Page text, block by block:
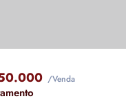
/Venda